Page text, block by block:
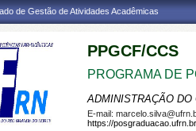
de Gestão de Atividades Acadêmicas
PPGCF/CCS
PROGRAMA DE
ADMINISTRAÇÃO
E-mail:
https://